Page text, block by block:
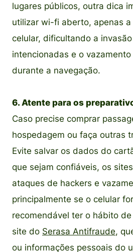
lugares públicos, outra dica
utilizar wi-fi aberto, apenas
celular, dificultando a
intencionadas e o
durante a navegação.
6. Atente para os
Caso precise comprar
hospedagem ou faça outras
Evite salvar os dados do
que sejam confiáveis, os
ataques de hackers e
principalmente se o celular
recomendável ter o hábito
site do Serasa Antifraude,
ou informações pessoais do